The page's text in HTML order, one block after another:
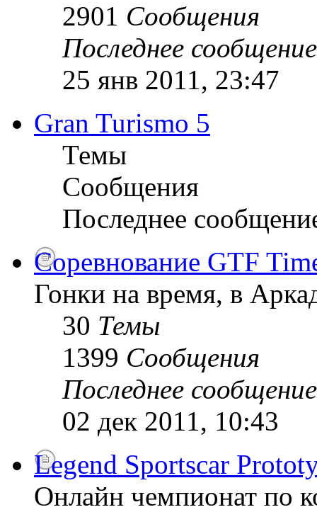
2901 Сообщения
Последнее сообщение
25 янв 2011, 23:47
Gran Turismo 5
Темы
Сообщения
Последнее
Соревнование GTF
Гонки на время, в
30 Темы
1399 Сообщения
Последнее сообщение
02 дек 2011, 10:43
Legend Sportscar
Онлайн чемпионат по